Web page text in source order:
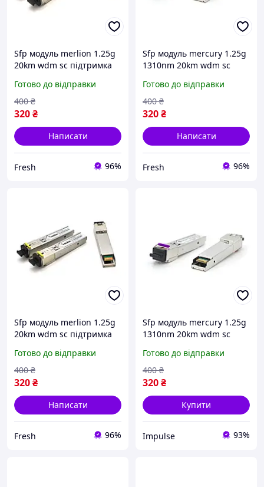
Sfp модуль merlion 1.25g
20km wdm sc підтримка
Готово до відправки
320₴
400 ₴
Написати
Fresh 96%
Sfp модуль mercury 1.25g
1310nm 20km wdm sc
rx1550 fresh
Готово до відправки
320₴
400 ₴
Написати
Fresh 96%
Sfp модуль merlion 1.25g
20km wdm sc підтримка
Готово до відправки
320₴
400 ₴
Написати
Fresh 96%
Sfp модуль mercury 1.25g
1310nm 20km wdm sc
rx1550 impulse
Готово до відправки
320₴
400 ₴
Купити
Impulse 93%